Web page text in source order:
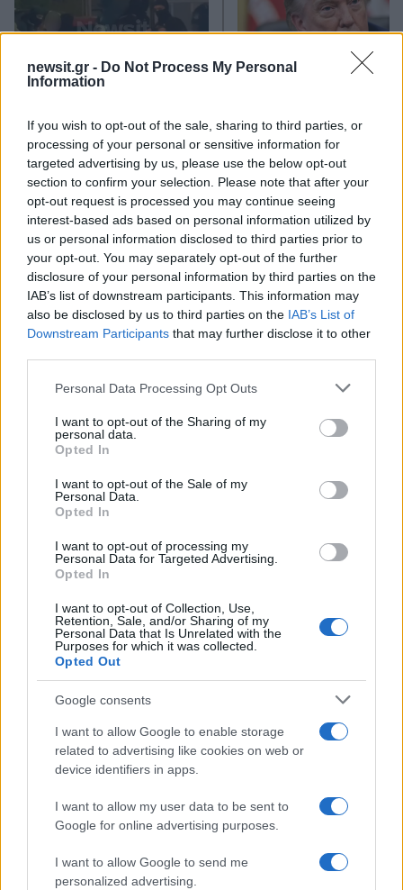
newsit.gr - Do Not Process My Personal
Information
If you wish to opt-out of the sale, sharing to third parties, or
processing of your personal or sensitive information for
targeted advertising by us, please use the below opt-out
section to confirm your selection. Please note that after your
opt-out request is processed you may continue seeing
interest-based ads based on personal information utilized by
us or personal information disclosed to third parties prior to
your opt-out. You may separately opt-out of the further
disclosure of your personal information by third parties on the
IAB’s list of downstream participants. This information may
also be disclosed by us to third parties on the IAB’s List of
Downstream Participants that may further disclose it to other
Please note that this website/app uses one or more Google
not limited to your visit or usage behaviour. You may click to
grant or deny consent to Google and its third-party tags to
use your data for below specified purposes in below Google
consent section.
Personal Data Processing Opt Outs
I want to opt-out of the Sharing of my
personal data.
Opted In
I want to opt-out of the Sale of my
Personal Data.
Opted In
I want to opt-out of processing my
Personal Data for Targeted Advertising.
Opted In
I want to opt-out of Collection, Use,
Retention, Sale, and/or Sharing of my
Personal Data that Is Unrelated with the
Purposes for which it was collected.
Opted Out
Google consents
I want to allow Google to enable storage
related to advertising like cookies on web or
device identifiers in apps.
I want to allow my user data to be sent to
Google for online advertising purposes.
I want to allow Google to send me
personalized advertising.
Σχόλια
Σχολίασε εδώ
Υποβολή σχολίου
Πολιτική Απορρήτου&Όροι Χρήσηςτης Google.
Media
ΑΝΤ1
Share:
Ακολουθήστε το Νewsit.gr στο Google News
ενημερωθείτε πρώτοι για όλη την ειδησεογραφία και τα
τελευταία νέατης ημέρας
κατηγορείται για
συμμετοχή στην τραγωδία
της Μαρφίν - Μεταφέρθηκε
απευθείας από το
αεροδρόμιο
Ιράν θα τελειώσει
σύντομα – Εμείς
τα Στενά του